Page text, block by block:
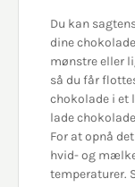
Du kan
dine
mønstre eller
så du får
chokolade i et
lade
For at opnå
hvid- og
temperaturer.